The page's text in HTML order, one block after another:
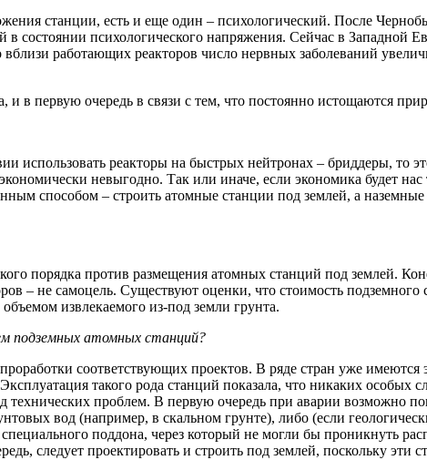
станции, есть и еще один – психологический. После
психологического напряжения. Сейчас в Западной
работающих реакторов число нервных заболеваний
и в первую очередь в связи с тем, что постоянно истощаются
использовать реакторы на быстрых нейтронах – бриддеры, то
невыгодно. Так или иначе, если экономика будет
способом – строить атомные станции под землей, а
порядка против размещения атомных станций под землей.
– не самоцель. Существуют оценки, что стоимость подземного
извлекаемого из-под земли грунта.
подземных атомных станций?
соответствующих проектов. В ряде стран уже
такого рода станций показала, что никаких особых
технических проблем. В первую очередь при аварии возможно
вод (например, в скальном грунте), либо (если
поддона, через который не могли бы проникнуть
следует проектировать и строить под землей, поскольку эти